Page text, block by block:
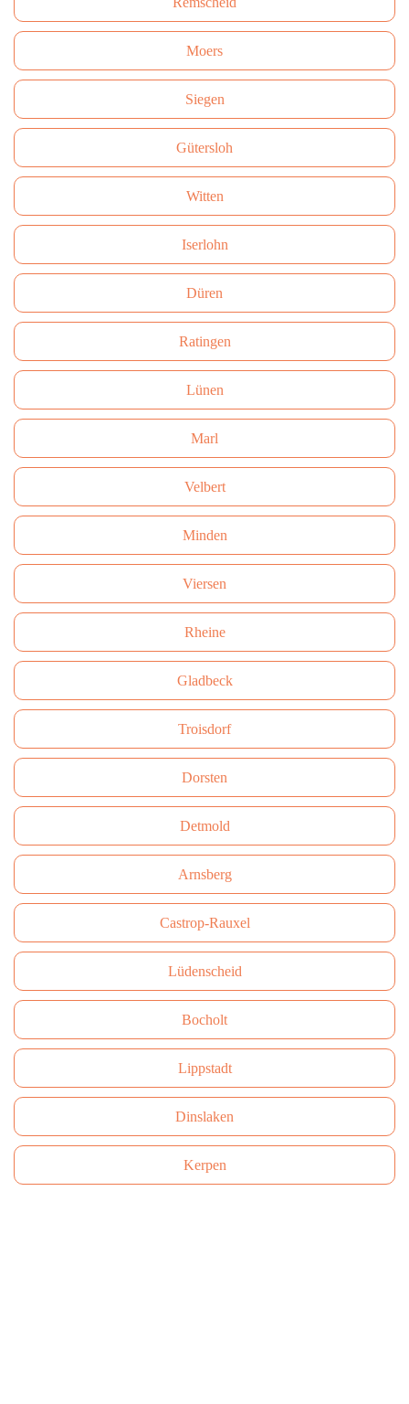
Moers
Siegen
Gütersloh
Witten
Iserlohn
Düren
Ratingen
Lünen
Marl
Velbert
Minden
Viersen
Rheine
Gladbeck
Troisdorf
Dorsten
Detmold
Arnsberg
Castrop-Rauxel
Lüdenscheid
Bocholt
Lippstadt
Dinslaken
Kerpen